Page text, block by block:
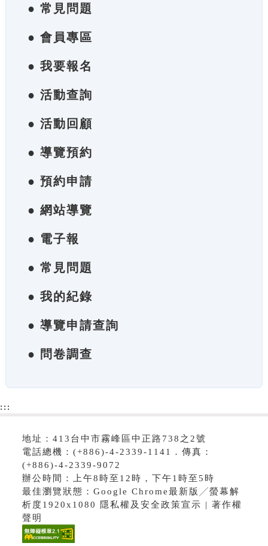
● 常見問題
● 會員專區
● 我要報名
● 活動查詢
● 活動回顧
● 導覽預約
● 預約申請
● 網站導覽
● 電子報
● 常見問題
● 我的紀錄
● 導覽申請查詢
● 問卷調查
:::
地址：413台中市霧峰區中正路738之2號
電話總機：(+886)-4-2339-1141．傳真：
(+886)-4-2339-9072
辦公時間：上午8時至12時，下午1時至5時
最佳瀏覽狀態：Google Chrome最新版╱螢幕解
析度1920x1080 隱私權及安全政策宣示 | 著作權
聲明